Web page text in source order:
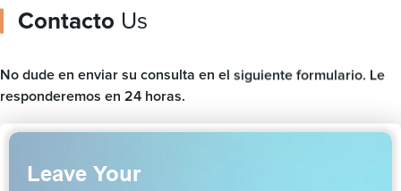
Contacto Us
No dude en enviar su consulta en el siguiente formulario. Le
responderemos en 24 horas.